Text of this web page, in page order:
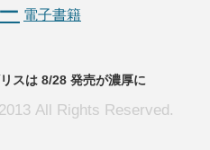
電子書籍
スは 8/28 発売が濃厚に
All Rights Reserved.